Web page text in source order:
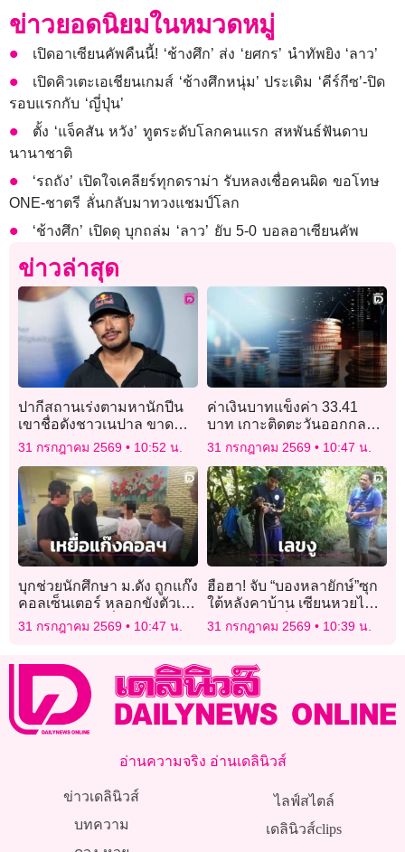
ข่าวยอดนิยมในหมวดหมู่
เปิดอาเซียนคัพคืนนี้! ‘ช้างศึก’ ส่ง ‘ยศกร’ นำทัพยิง ‘ลาว’
เปิดคิวเตะเอเชียนเกมส์ ‘ช้างศึกหนุ่ม’ ประเดิม ‘คีร์กีซ’-ปิด
รอบแรกกับ ‘ญี่ปุ่น’
ตั้ง ‘แจ็คสัน หวัง’ ทูตระดับโลกคนแรก สหพันธ์ฟันดาบ
นานาชาติ
‘รถถัง’ เปิดใจเคลียร์ทุกดราม่า รับหลงเชื่อคนผิด ขอโทษ
ONE-ชาตรี ลั่นกลับมาทวงแชมป์โลก
‘ช้างศึก’ เปิดดุ บุกถล่ม ‘ลาว’ ยับ 5-0 บอลอาเซียนคัพ
ข่าวล่าสุด
ปากีสถานเร่งตามหานักปีน
เขาชื่อดังชาวเนปาล ขาด
การติดต่อหลังหิมะถล่ม
31 กรกฎาคม 2569 10:52 น.
ค่าเงินบาทแข็งค่า 33.41
บาท เกาะติดตะวันออกกลาง
ค่าเงินเยน-BOJ
31 กรกฎาคม 2569 10:47 น.
บุกช่วยนักศึกษา ม.ดัง ถูกแก๊ง
คอลเซ็นเตอร์ หลอกขังตัวเอง
ตุ๋นเงินพ่อแม่ครึ่งแสน
31 กรกฎาคม 2569 10:47 น.
ฮือฮา! จับ “บองหลายักษ์”ซุก
ใต้หลังคาบ้าน เซียนหวยไม่
พลาดตีเลขเด็ดลุ้นงวด 1/8/69
31 กรกฎาคม 2569 10:39 น.
อ่านความจริง อ่านเดลินิวส์
ข่าวเดลินิวส์
บทความ
ไลฟ์สไตล์
เดลินิวส์clips